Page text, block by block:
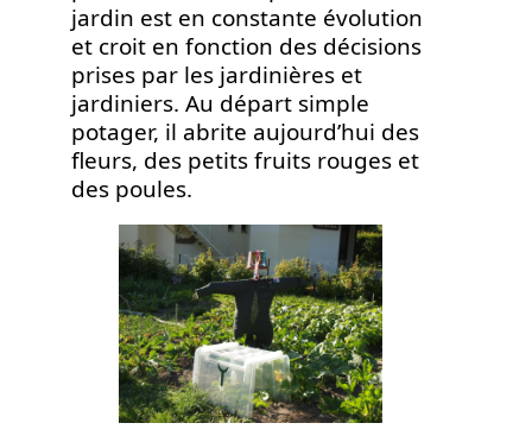
jardin est en constante évolution
et croit en fonction des décisions
prises par les jardinières et
jardiniers. Au départ simple
potager, il abrite aujourd’hui des
fleurs, des petits fruits rouges et
des poules.